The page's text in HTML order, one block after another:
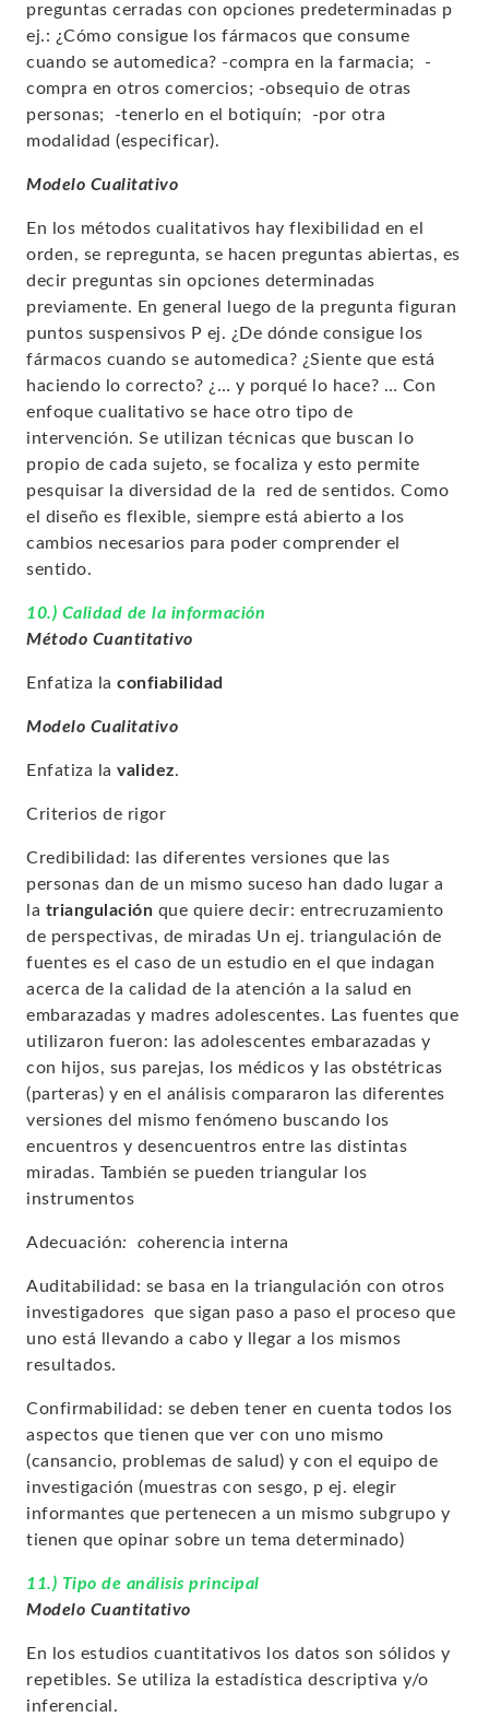
preguntas cerradas con opciones predeterminadas p
ej.: ¿Cómo consigue los fármacos que consume
cuando se automedica? -compra en la farmacia; -
compra en otros comercios; -obsequio de otras
personas; -tenerlo en el botiquín; -por otra
modalidad (especificar).
Modelo Cualitativo
En los métodos cualitativos hay flexibilidad en el
orden, se repregunta, se hacen preguntas abiertas, es
decir preguntas sin opciones determinadas
previamente. En general luego de la pregunta figuran
puntos suspensivos P ej. ¿De dónde consigue los
fármacos cuando se automedica? ¿Siente que está
haciendo lo correcto? ¿… y porqué lo hace? … Con
enfoque cualitativo se hace otro tipo de
intervención. Se utilizan técnicas que buscan lo
propio de cada sujeto, se focaliza y esto permite
pesquisar la diversidad de la red de sentidos. Como
el diseño es flexible, siempre está abierto a los
cambios necesarios para poder comprender el
sentido.
10.) Calidad de la información
Método Cuantitativo
Enfatiza la confiabilidad
Modelo Cualitativo
Enfatiza la validez.
Criterios de rigor
Credibilidad: l as diferentes versiones que las
personas dan de un mismo suceso han dado lugar a
la triangulación que quiere decir: entrecruzamiento
de perspectivas, de miradas Un ej. triangulación de
fuentes es el caso de un estudio en el que indagan
acerca de la calidad de la atención a la salud en
embarazadas y madres adolescentes. Las fuentes que
utilizaron fueron: las adolescentes embarazadas y
con hijos, sus parejas, los médicos y las obstétricas
(parteras) y en el análisis compararon las diferentes
versiones del mismo fenómeno buscando los
encuentros y desencuentros entre las distintas
miradas. También se pueden triangular los
instrumentos
Adecuación: coherencia interna
Auditabilidad: se basa en la triangulación con otros
investigadores que sigan paso a paso el proceso que
uno está llevando a cabo y llegar a los mismos
resultados.
Confirmabilidad: se deben tener en cuenta todos los
aspectos que tienen que ver con uno mismo
(cansancio, problemas de salud) y con el equipo de
investigación (muestras con sesgo, p ej. elegir
informantes que pertenecen a un mismo subgrupo y
tienen que opinar sobre un tema determinado)
11.) Tipo de análisis principal
Modelo Cuantitativo
En los estudios cuantitativos los datos son sólidos y
repetibles. Se utiliza la estadística descriptiva y/o
inferencial.